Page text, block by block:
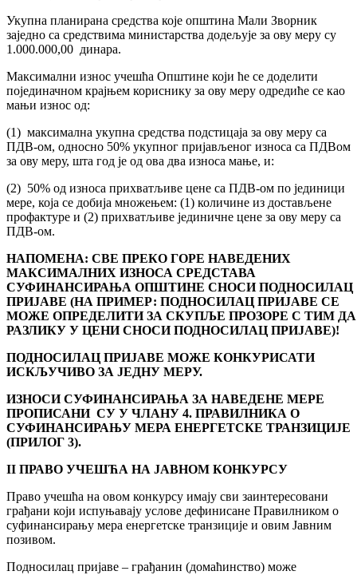
Укупна планирана средства које општина Мали Зворник
заједно са средствима министарства додељује за ову меру су
1.000.000,00 динара.
Максимални износ учешћа Општине који ће се доделити
појединачном крајњем кориснику за ову меру одредиће се као
мањи износ од:
(1) максимална укупна средства подстицаја за ову меру са
ПДВ-ом, односно 50% укупног пријављеног износа са ПДВом
за ову меру, шта год је од ова два износа мање, и:
(2) 50% од износа прихватљиве цене са ПДВ-ом по јединици
мере, која се добија множењем: (1) количине из достављене
профактуре и (2) прихватљиве јединичне цене за ову меру са
ПДВ-ом.
НАПОМЕНА: СВЕ ПРЕКО ГОРЕ НАВЕДЕНИХ
МАКСИМАЛНИХ ИЗНОСА СРЕДСТАВА
СУФИНАНСИРАЊА ОПШТИНЕ СНОСИ ПОДНОСИЛАЦ
ПРИЈАВЕ (НА ПРИМЕР: ПОДНОСИЛАЦ ПРИЈАВЕ СЕ
МОЖЕ ОПРЕДЕЛИТИ ЗА СКУПЉЕ ПРОЗОРЕ С ТИМ ДА
РАЗЛИКУ У ЦЕНИ СНОСИ ПОДНОСИЛАЦ ПРИЈАВЕ)!
ПОДНОСИЛАЦ ПРИЈАВЕ МОЖЕ КОНКУРИСАТИ
ИСКЉУЧИВО ЗА ЈЕДНУ МЕРУ.
ИЗНОСИ СУФИНАНСИРАЊА ЗА НАВЕДЕНЕ МЕРЕ
ПРОПИСАНИ СУ У ЧЛАНУ 4. ПРАВИЛНИКА О
СУФИНАНСИРАЊУ МЕРА ЕНЕРГЕТСКЕ ТРАНЗИЦИЈЕ
(ПРИЛОГ 3).
II ПРАВО УЧЕШЋА НА ЈАВНОМ КОНКУРСУ
Право учешћа на овом конкурсу имају сви заинтересовани
грађани који испуњавају услове дефинисане Правилником о
суфинансирању мера енергетске транзиције и овим Јавним
позивом.
Подносилац пријаве – грађанин (домаћинство) може